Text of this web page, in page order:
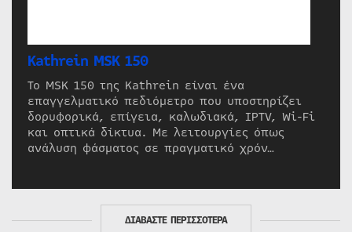
Kathrein MSK 150
Το MSK 150 της Kathrein είναι ένα
επαγγελματικό πεδιόμετρο που υποστηρίζει
δορυφορικά, επίγεια, καλωδιακά, IPTV, Wi-Fi
και οπτικά δίκτυα. Με λειτουργίες όπως
ανάλυση φάσματος σε πραγματικό χρόν…
ΔΙΑΒΑΣΤΕ ΠΕΡΙΣΣΟΤΕΡΑ